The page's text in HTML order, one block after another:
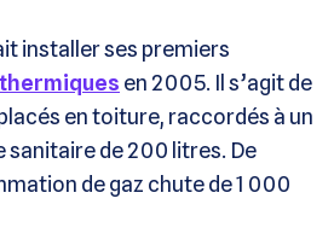
installer ses premiers
en 2005. Il s’agit de
en toiture, raccordés à un
sanitaire de 200 litres. De
de gaz chute de 1 000